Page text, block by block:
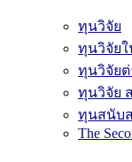
ทุนวิจัย
ทุนวิจัยใ
ทุนวิจัยต่
ทุนวิจัย
ทุนสนับ
The